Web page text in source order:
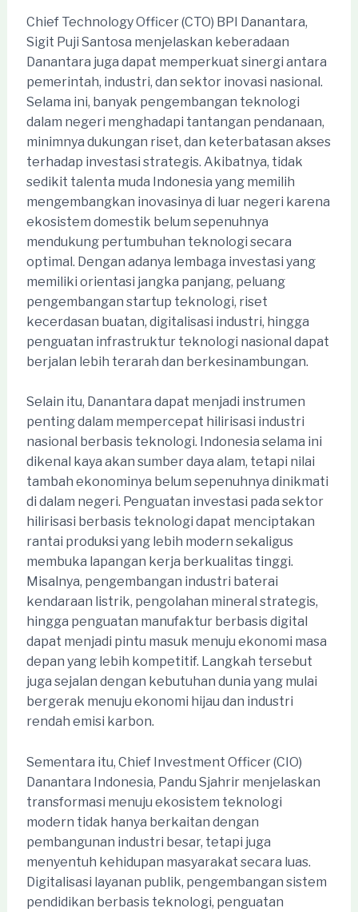
Chief Technology Officer (CTO) BPI Danantara,
Sigit Puji Santosa menjelaskan keberadaan
Danantara juga dapat memperkuat sinergi antara
pemerintah, industri, dan sektor inovasi nasional.
Selama ini, banyak pengembangan teknologi
dalam negeri menghadapi tantangan pendanaan,
minimnya dukungan riset, dan keterbatasan akses
terhadap investasi strategis. Akibatnya, tidak
sedikit talenta muda Indonesia yang memilih
mengembangkan inovasinya di luar negeri karena
ekosistem domestik belum sepenuhnya
mendukung pertumbuhan teknologi secara
optimal. Dengan adanya lembaga investasi yang
memiliki orientasi jangka panjang, peluang
pengembangan startup teknologi, riset
kecerdasan buatan, digitalisasi industri, hingga
penguatan infrastruktur teknologi nasional dapat
berjalan lebih terarah dan berkesinambungan.
Selain itu, Danantara dapat menjadi instrumen
penting dalam mempercepat hilirisasi industri
nasional berbasis teknologi. Indonesia selama ini
dikenal kaya akan sumber daya alam, tetapi nilai
tambah ekonominya belum sepenuhnya dinikmati
di dalam negeri. Penguatan investasi pada sektor
hilirisasi berbasis teknologi dapat menciptakan
rantai produksi yang lebih modern sekaligus
membuka lapangan kerja berkualitas tinggi.
Misalnya, pengembangan industri baterai
kendaraan listrik, pengolahan mineral strategis,
hingga penguatan manufaktur berbasis digital
dapat menjadi pintu masuk menuju ekonomi masa
depan yang lebih kompetitif. Langkah tersebut
juga sejalan dengan kebutuhan dunia yang mulai
bergerak menuju ekonomi hijau dan industri
rendah emisi karbon.
Sementara itu, Chief Investment Officer (CIO)
Danantara Indonesia, Pandu Sjahrir menjelaskan
transformasi menuju ekosistem teknologi
modern tidak hanya berkaitan dengan
pembangunan industri besar, tetapi juga
menyentuh kehidupan masyarakat secara luas.
Digitalisasi layanan publik, pengembangan sistem
pendidikan berbasis teknologi, penguatan